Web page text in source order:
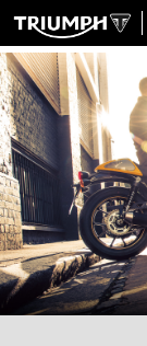
新車在庫情報
試乗車一覧
認定中古車
アクセサリー
クロージング
アップデート
店舗情報